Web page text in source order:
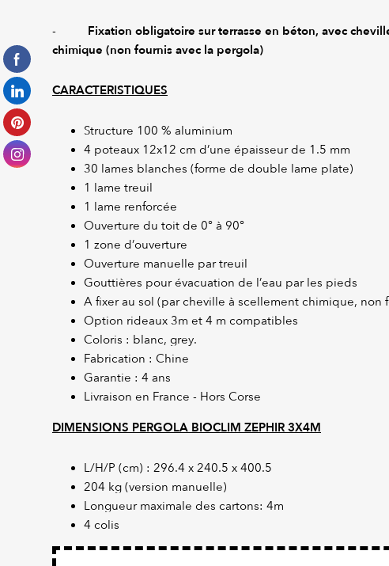
- Fixation obligatoire sur terrasse en béton, avec
chimique (non fournis avec la pergola)
CARACTERISTIQUES
Structure 100 % aluminium
4 poteaux 12x12 cm d’une épaisseur de 1.5 mm
30 lames blanches (forme de double lame plate)
1 lame treuil
1 lame renforcée
Ouverture du toit de 0° à 90°
1 zone d’ouverture
Ouverture manuelle par treuil
Gouttières pour évacuation de l’eau par les pieds
A fixer au sol (par cheville à scellement chimique, non
Option rideaux 3m et 4 m compatibles
Coloris : blanc, grey.
Fabrication : Chine
Garantie : 4 ans
Livraison en France - Hors Corse
DIMENSIONS PERGOLA BIOCLIM ZEPHIR 3X4M
L/H/P (cm) : 296.4 x 240.5 x 400.5
204 kg (version manuelle)
Longueur maximale des cartons: 4m
4 colis